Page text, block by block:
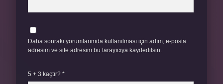
Daha sonraki yorumlarımda kullanılması için adım, e-posta
adresim ve site adresim bu tarayıcıya kaydedilsin.
5 + 3 kaçtır? *